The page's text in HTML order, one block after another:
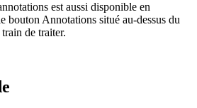
est aussi disponible en
bouton Annotations situé au-dessus du
train de traiter.